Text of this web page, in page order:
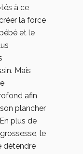
à ce
la force
et le
Mais
afin
plancher
plus de
le
détendre